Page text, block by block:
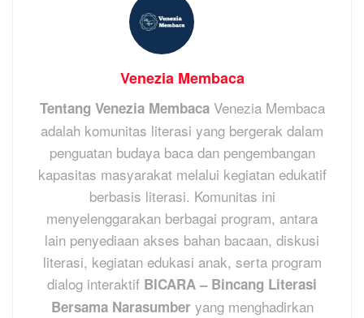
Venezia Membaca
Tentang Venezia MembacaVenezia Membaca
adalah komunitas literasi yang bergerak dalam
penguatan budaya baca dan pengembangan
kapasitas masyarakat melalui kegiatan edukatif
berbasis literasi. Komunitas ini
menyelenggarakan berbagai program, antara
lain penyediaan akses bahan bacaan, diskusi
literasi, kegiatan edukasi anak, serta program
dialog interaktif BICARA – Bincang Literasi
Bersama Narasumberyang menghadirkan